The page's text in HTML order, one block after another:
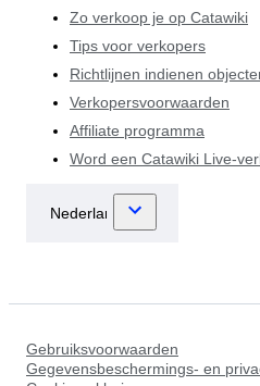
Zo verkoop je op Catawiki
Tips voor verkopers
Richtlijnen indienen
Verkopersvoorwaarden
Affiliate programma
Word een Catawiki Live-
Gebruiksvoorwaarden
Gegevensbeschermings- en